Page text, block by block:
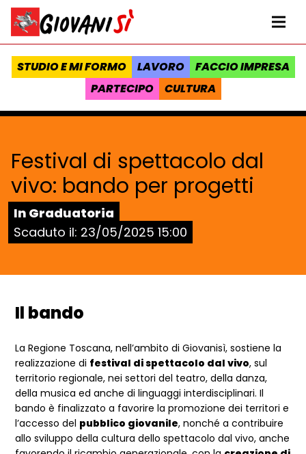
Vai al contenuto
Homepage Giovanisì - Progetto della Regione Toscana
STUDIO E MI FORMO LAVORO
FACCIO IMPRESA
PARTECIPO
CULTURA
Festival di spettacolo dal
vivo: bando per progetti
Stato:
In Graduatoria
Scaduto il: 23/05/2025 15:00
Il bando
La Regione Toscana, nell’ambito di Giovanisì, sostiene la
realizzazione di festival di spettacolo dal vivo, sul
territorio regionale, nei settori del teatro, della danza,
della musica ed anche di linguaggi interdisciplinari. Il
bando è finalizzato a favorire la promozione dei territori e
l’accesso del pubblico giovanile, nonché a contribuire
allo sviluppo della cultura dello spettacolo dal vivo, anche